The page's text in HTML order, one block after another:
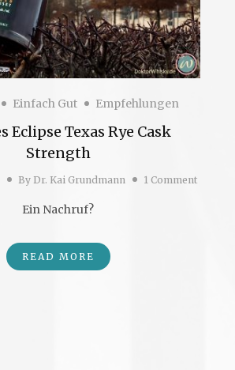
Einfach Gut Empfehlungen
Eclipse Texas Rye Cask
Strength
By Dr. Kai Grundmann 1 Comment
Ein Nachruf?
READ MORE